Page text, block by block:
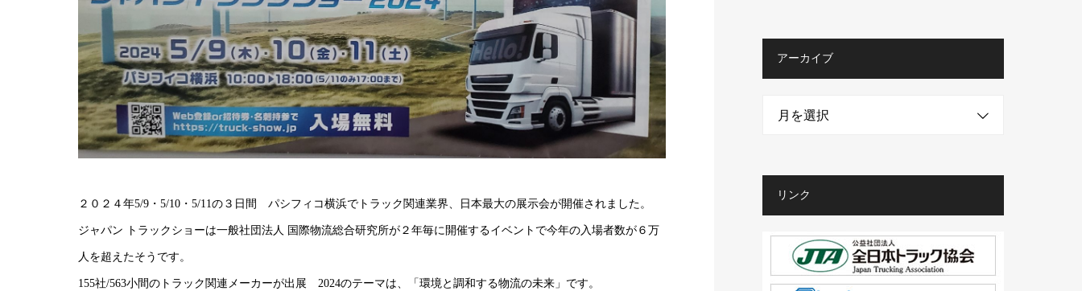
２０２４年5/9・5/10・5/11の３日間 パシフィコ横浜でトラック関連業界、日本最大の展示会が開催されました。
ジャパン トラックショーは一般社団法人 国際物流総合研究所が２年毎に開催するイベントで今年の入場者数が６万
人を超えたそうです。
155社/563小間のトラック関連メーカーが出展 2024のテーマは、「環境と調和する物流の未来」です。
アーカイブ
月を選択
リンク